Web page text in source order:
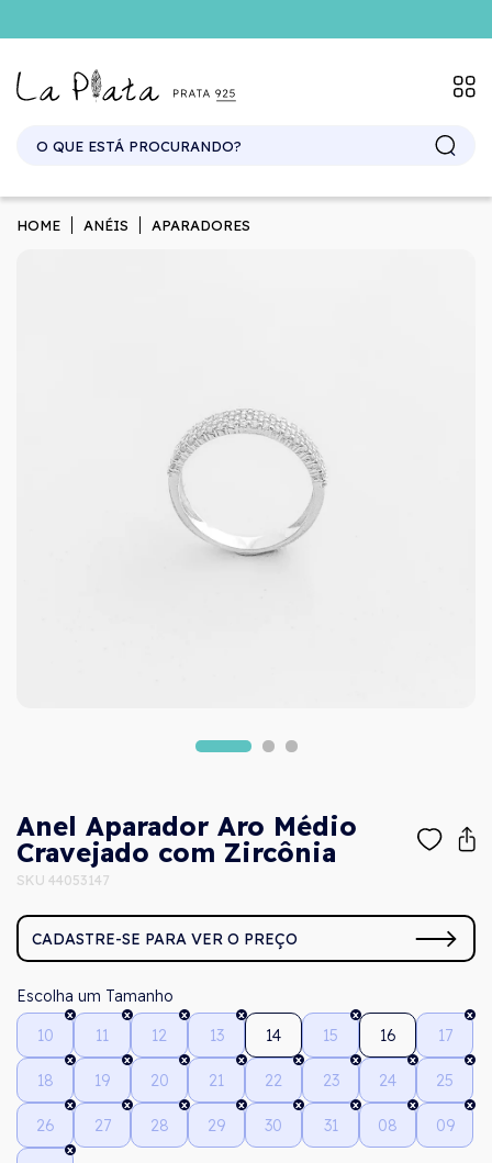
HOME ANÉIS APARADORES
Anel Aparador Aro Médio
Cravejado com Zircônia
SKU 44053147
CADASTRE-SE PARA VER O PREÇO
Tamanho
10
11 12 13 14 15 16 17
18 19 20 21 22 23 24 25
26 27 28 29 30 31 08 09